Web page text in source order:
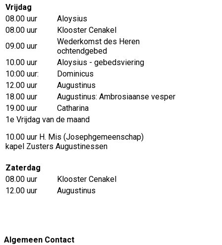
Vrijdag
08.00 uur
Aloysius
08.00 uur
Klooster Cenakel
09.00 uur
Wederkomst des Heren
ochtendgebed
10.00 uur
Aloysius - gebedsviering
10:00 uur:
Dominicus
12.00 uur
Augustinus
18.00 uur
Augustinus: Ambrosiaanse vesper
19.00 uur
Catharina
1e Vrijdag van de maand
10.00 uur H. Mis (Josephgemeenschap)
kapel Zusters Augustinessen
Zaterdag
08.00 uur
Klooster Cenakel
12.00 uur
Augustinus
Algemeen Contact